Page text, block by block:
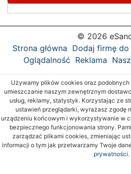
© 2026
Strona główna Dodaj firmę
Oglądalność Reklama
Używamy plików cookies oraz
umieszczanie naszym zewnętrznym
usług, reklamy, statystyk. Korzystając ze
ustawień przeglądarki, wyrażasz zgodę
urządzeniu końcowym i wykorzystywanie w
bezpiecznego funkcjonowania strony.
zarządzać plikami cookies, zmieniając
informacji o tym jak przetwarzamy Twoje
prywatności.